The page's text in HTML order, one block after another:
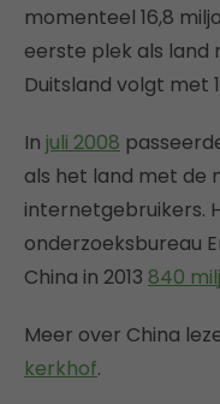
momenteel 16,8
eerste plek als land
Duitsland volgt met
In juli 2008
als het land met de
internetgebruikers.
onderzoeksbureau
China in 2013 840
Meer over China
kerkhof.